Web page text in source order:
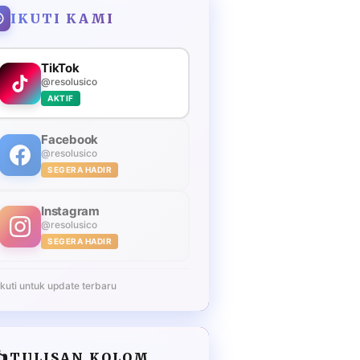
IKUTI KAMI
TikTok
@resolusico
AKTIF
Facebook
@resolusico
SEGERA HADIR
Instagram
@resolusico
SEGERA HADIR
untuk update terbaru